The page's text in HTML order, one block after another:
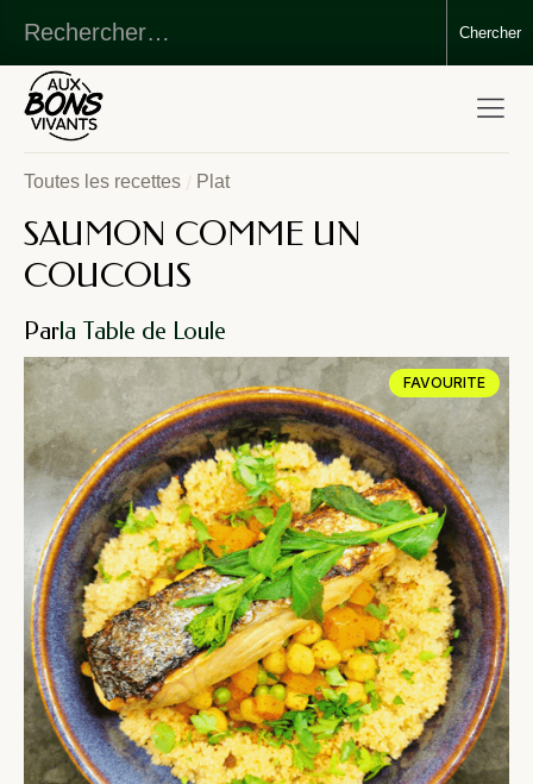
Toutes les recettes / Plat
SAUMON COMME UN
COUCOUS
Par la Table de Loule
FAVOURITE